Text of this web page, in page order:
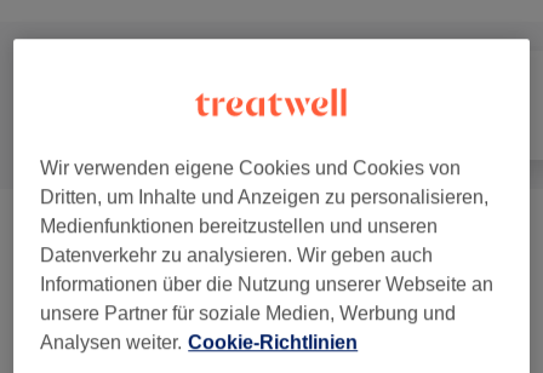
Haarschnitte (6) ab 26 €
Colorationen & Haarfarbe (13) ab 35 €
Dauerwelle (1)
Wir verwenden eigene Cookies und Cookies von
Dritten, um Inhalte und Anzeigen zu personalisieren,
Medienfunktionen bereitzustellen und unseren
Datenverkehr zu analysieren. Wir geben auch
Informationen über die Nutzung unserer Webseite an
unsere Partner für soziale Medien, Werbung und
Analysen weiter. Cookie-Richtlinien